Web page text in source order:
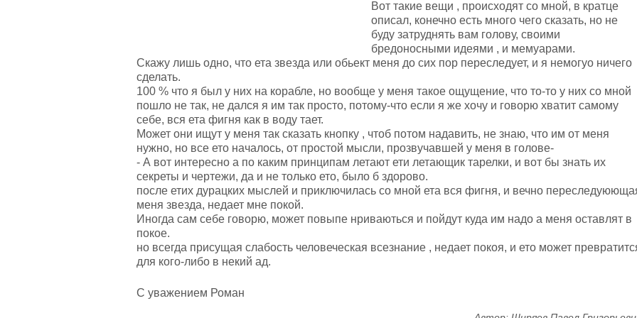
Вот такие вещи , происходят со мной, в кратце
описал, конечно есть много чего сказать, но не
буду затруднять вам голову, своими
бредоносными идеями , и мемуарами.
Скажу лишь одно, что ета звезда или обьект меня до сих пор переследует, и я немогуо ничего
сделать.
100 % что я был у них на корабле, но вообще у меня такое ощущение, что то-то у них со мной
пошло не так, не дался я им так просто, потому-что если я же хочу и говорю хватит самому
себе, вся ета фигня как в воду тает.
Может они ищут у меня так сказать кнопку , чтоб потом надавить, не знаю, что им от меня
нужно, но все ето началось, от простой мысли, прозвучавшей у меня в голове-
- А вот интересно а по каким принципам летают ети летающик тарелки, и вот бы знать их
секреты и чертежи, да и не только ето, было б здорово.
после етих дурацких мыслей и приключилась со мной ета вся фигня, и вечно
меня звезда, недает мне покой.
Иногда сам себе говорю, может повыпе нриваються и пойдут куда им надо а меня оставлят в
покое.
но всегда присущая слабость человеческая всезнание , недает покоя, и ето может
для кого-либо в некий ад.
С уважением Роман